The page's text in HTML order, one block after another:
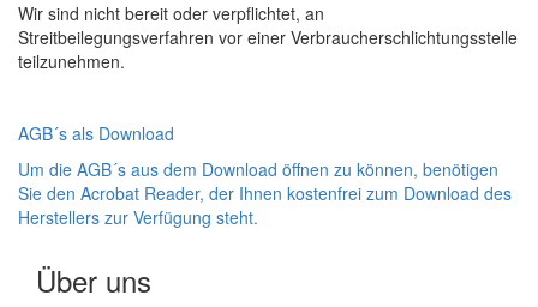
Wir sind nicht bereit oder verpflichtet, an
Streitbeilegungsverfahren vor einer Verbraucherschlichtungsstelle
teilzunehmen.
AGB´s als Download
Um die AGB´s aus dem Download öffnen zu können, benötigen
Sie den Acrobat Reader, der Ihnen kostenfrei zum Download des
Herstellers zur Verfügung steht.
Über uns